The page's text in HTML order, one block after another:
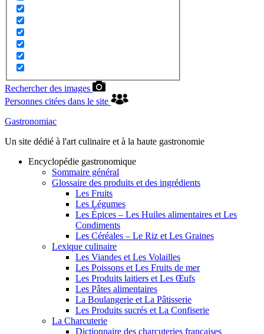
Rechercher des images
Personnes citées dans le site
Gastronomiac
Un site dédié à l'art culinaire et à la haute gastronomie
Encyclopédie gastronomique
Sommaire général
Glossaire des produits et des ingrédients
Les Fruits
Les Légumes
Les Épices – Les Huiles alimentaires et Les
Condiments
Les Céréales – Le Riz et Les Graines
Lexique culinaire
Les Viandes et Les Volailles
Les Poissons et Les Fruits de mer
Les Produits laitiers et Les Œufs
Les Pâtes alimentaires
La Boulangerie et La Pâtisserie
Les Produits sucrés et La Confiserie
La Charcuterie
Dictionnaire des charcuteries françaises